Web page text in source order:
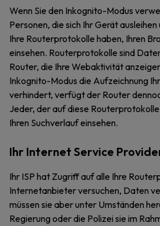
Wenn Sie den Inkognito-Modus
Personen, die sich Ihr Gerät
Ihre Routerprotokolle haben, Ihren
einsehen. Routerprotokolle sind
Router, die Ihre Webaktivität
Inkognito-Modus die Aufzeichnung
verhindert, verfügt der Router
Jeder, der auf diese
Ihren Suchverlauf einsehen.
Ihr Internet Service
Ihr ISP hat Zugriff auf alle Ihre
Internetanbieter versuchen, Daten
müssen sie aber unter Umständen
Regierung oder die Polizei sie im